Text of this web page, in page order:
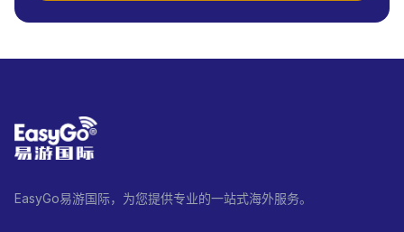
EasyGo易游国际，为您提供专业的一站式海外服务。